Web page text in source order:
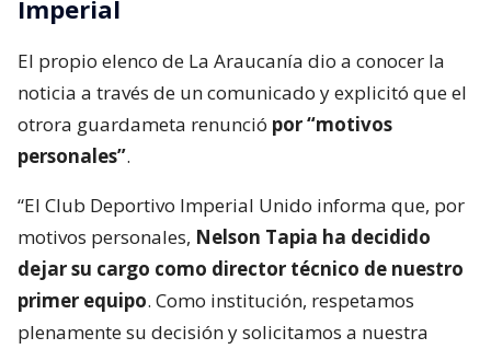
Imperial
El propio elenco de La Araucanía dio a conocer la
noticia a través de un comunicado y explicitó que el
otrora guardameta renunció por “motivos
personales”.
“El Club Deportivo Imperial Unido informa que, por
motivos personales, Nelson Tapia ha decidido
dejar su cargo como director técnico de nuestro
primer equipo. Como institución, respetamos
plenamente su decisión y solicitamos a nuestra